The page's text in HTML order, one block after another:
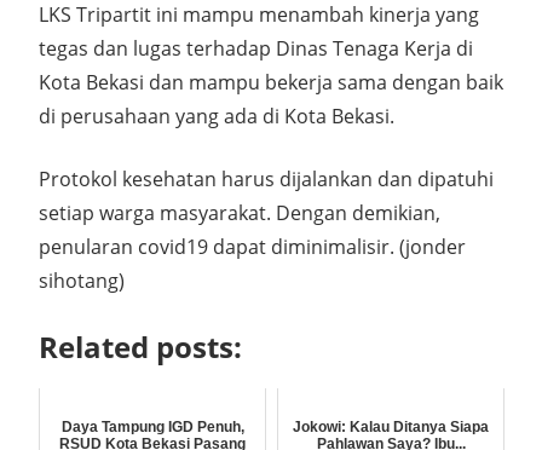
LKS Tripartit ini mampu menambah kinerja yang
tegas dan lugas terhadap Dinas Tenaga Kerja di
Kota Bekasi dan mampu bekerja sama dengan baik
di perusahaan yang ada di Kota Bekasi.
Protokol kesehatan harus dijalankan dan dipatuhi
setiap warga masyarakat. Dengan demikian,
penularan covid19 dapat diminimalisir. (jonder
sihotang)
Related posts:
Daya Tampung IGD Penuh,
RSUD Kota Bekasi Pasang
Jokowi: Kalau Ditanya Siapa
Pahlawan Saya? Ibu...